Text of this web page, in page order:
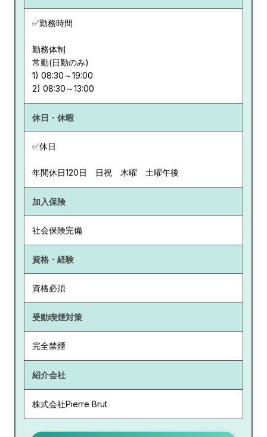
✅勤務時間
勤務体制
常勤(日勤のみ)
1) 08:30～19:00
休日・休暇
✅休日
年間休日120日 日祝 木曜 土曜午後
加入保険
社会保険完備
資格・経験
資格必須
受動喫煙対策
完全禁煙
紹介会社
株式会社Pierre Brut